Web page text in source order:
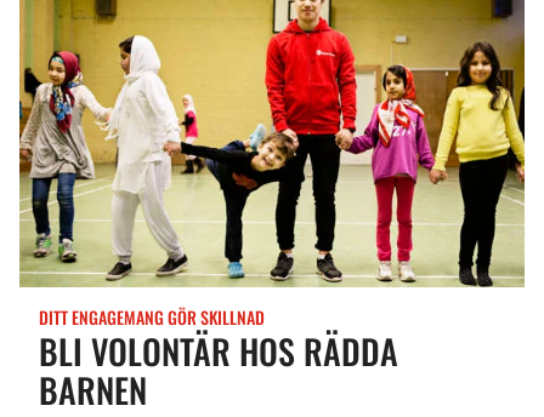
BLI VOLONTÄR HOS RÄDDA
BARNEN
DITT ENGAGEMANG GÖR SKILLNAD